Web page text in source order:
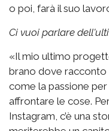
o poi, farà il suo
Ci vuoi parlare
«Il mio ultimo
brano dove racconto
come la passione
affrontare le cose.
Instagram, c’è una